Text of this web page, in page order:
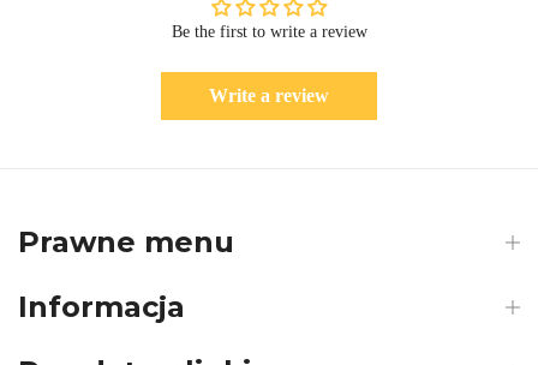
Be the first to write a review
Write a review
Prawne menu
Informacja